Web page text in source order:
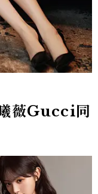
薇Gucci同